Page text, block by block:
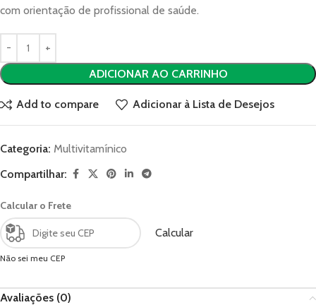
com orientação de profissional de saúde.
ADICIONAR AO CARRINHO
Add to compare Adicionar à Lista de Desejos
Categoria: Multivitamínico
Compartilhar:
Calcular o Frete
Calcular
Não sei meu CEP
Avaliações (0)